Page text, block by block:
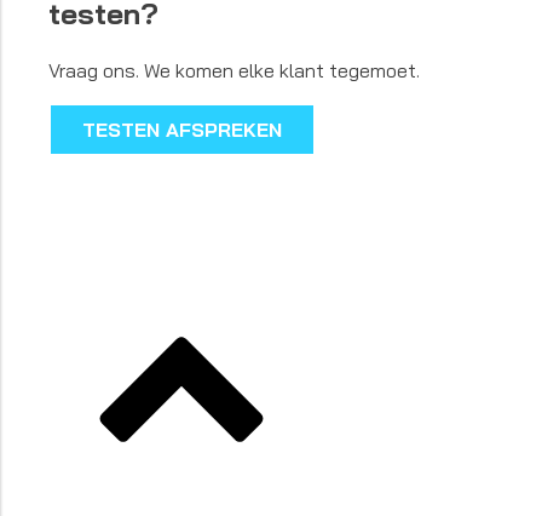
testen?
Vraag ons. We komen elke klant tegemoet.
TESTEN AFSPREKEN